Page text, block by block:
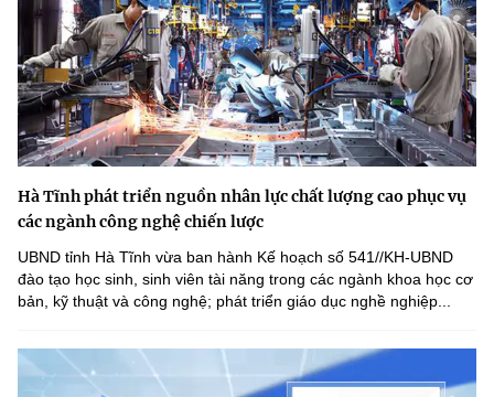
Hà Tĩnh phát triển nguồn nhân lực chất lượng cao phục vụ
các ngành công nghệ chiến lược
UBND tỉnh Hà Tĩnh vừa ban hành Kế hoạch số 541//KH-UBND
đào tạo học sinh, sinh viên tài năng trong các ngành khoa học cơ
bản, kỹ thuật và công nghệ; phát triển giáo dục nghề nghiệp...